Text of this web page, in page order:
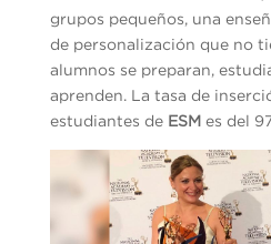
grupos pequeños, una
de personalización que no
alumnos se preparan,
aprenden. La tasa de
estudiantes de ESMes del